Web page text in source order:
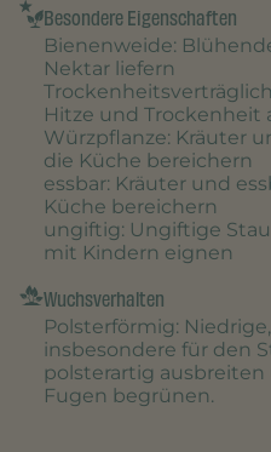
Besondere Eigenschaften
Bienenweide:
Nektar liefern
Trockenheitsverträglich
Hitze und Trockenheit
Würzpflanze: Kräuter
die Küche bereichern
essbar: Kräuter und
Küche bereichern
ungiftig: Ungiftige
mit Kindern eignen
Wuchsverhalten
Polsterförmig:
insbesondere für den
polsterartig ausbreiten
Fugen begrünen.